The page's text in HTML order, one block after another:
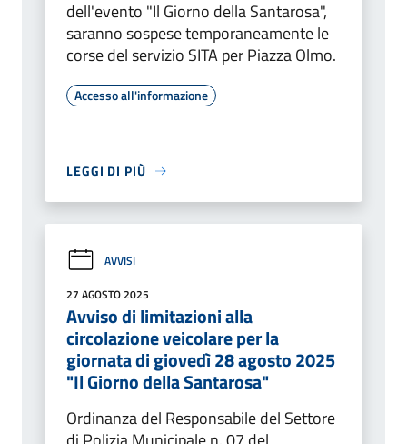
dell'evento "Il Giorno della Santarosa",
saranno sospese temporaneamente le
corse del servizio SITA per Piazza Olmo.
Accesso all'informazione
LEGGI DI PIÙ
AVVISI
27 AGOSTO 2025
Avviso di limitazioni alla
circolazione veicolare per la
giornata di giovedì 28 agosto 2025
"Il Giorno della Santarosa"
Ordinanza del Responsabile del Settore